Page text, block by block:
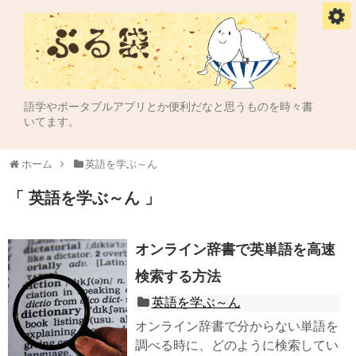
語学やポータブルアプリとか便利だなと思うものを時々書
いてます。
ホーム 英語を学ぶ～ん
英語を学ぶ～ん
オンライン辞書で英単語を高速
検索する方法
英語を学ぶ～ん
オンライン辞書で分からない単語を
調べる時に、どのように検索してい